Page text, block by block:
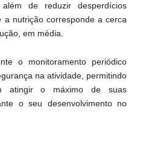
de reduzir desperdícios
nutrição corresponde a cerca
em média.
o monitoramento periódico
na atividade, permitindo
atingir o máximo de suas
o seu desenvolvimento no